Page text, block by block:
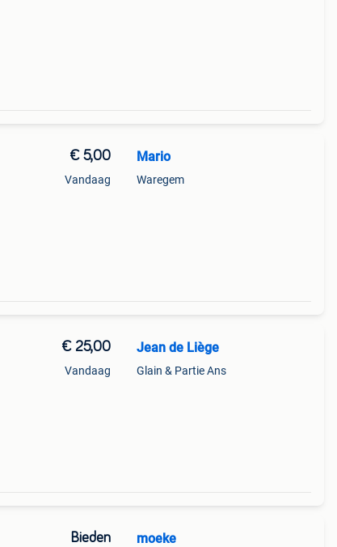
€ 5,00
Vandaag
Mario
Waregem
€ 25,00
Vandaag
Jean de Liège
Glain & Partie Ans
Bieden moeke